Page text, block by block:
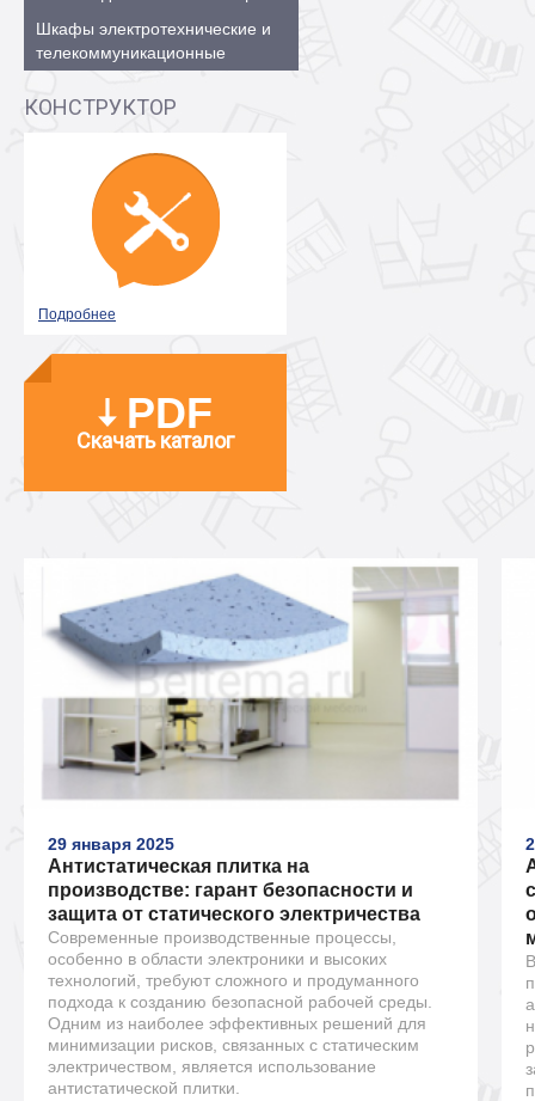
Шкафы электротехнические и
телекоммуникационные
КОНСТРУКТОР
Подробнее
PDF
Скачать каталог
29 января 2025
Антистатическая плитка на
производстве: гарант безопасности и
защита от статического электричества
Современные производственные процессы,
особенно в области электроники и высоких
технологий, требуют сложного и продуманного
подхода к созданию безопасной рабочей среды.
Одним из наиболее эффективных решений для
минимизации рисков, связанных с статическим
электричеством, является использование
антистатической плитки.